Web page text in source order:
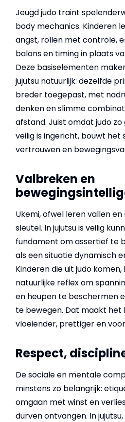
Jeugd judo traint
body mechanics. Kinderen
angst, rollen met controle,
balans en timing in plaats
Deze basiselementen
jujutsu natuurlijk: dezelfde
breder toegepast, met
denken en slimme
afstand. Juist omdat judo
veilig is ingericht, bouwt
vertrouwen en
Valbreken en
Ukemi, ofwel leren vallen
sleutel. In jujutsu is veilig
fundament om assertief te
als een situatie dynamisch
Kinderen die uit judo
natuurlijke reflex om
en heupen te beschermen
te bewegen. Dat maakt het
vloeiender, prettiger en
Respect,
De sociale en mentale
minstens zo belangrijk:
omgaan met winst en
durven ontvangen. In